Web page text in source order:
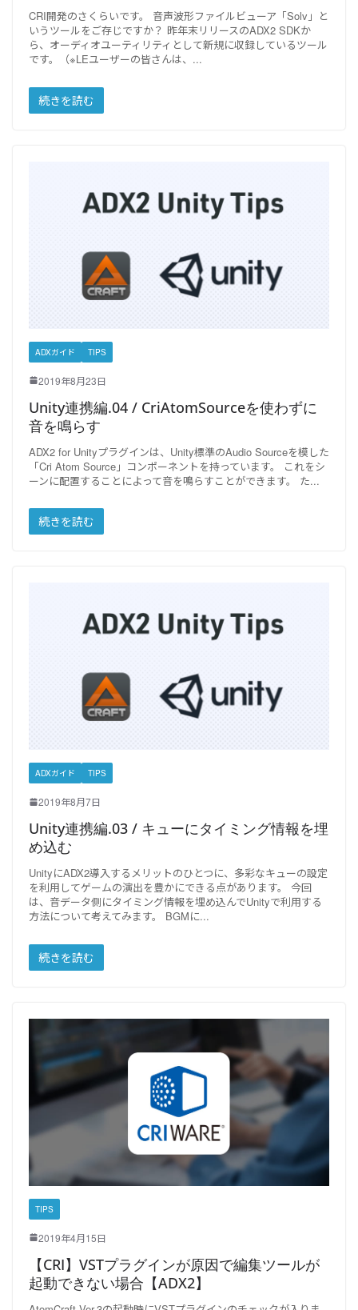
CRI開発のさくらいです。 音声波形ファイルビューア「Solv」と
いうツールをご存じですか？ 昨年末リリースのADX2 SDKか
ら、オーディオユーティリティとして新規に収録しているツール
です。（※LEユーザーの皆さんは、
続きを読む
ADXガイド TIPS
2019年8月23日
Unity連携編.04 / CriAtomSourceを使わずに
音を鳴らす
ADX2 for Unityプラグインは、Unity標準のAudio Sourceを模した
「Cri Atom Source」コンポーネントを持っています。 これをシ
ーンに配置することによって音を鳴らすことができます。 た
続きを読む
ADXガイド TIPS
2019年8月7日
Unity連携編.03 / キューにタイミング情報を埋
め込む
UnityにADX2導入するメリットのひとつに、多彩なキューの設定
を利用してゲームの演出を豊かにできる点があります。 今回
は、音データ側にタイミング情報を埋め込んでUnityで利用する
方法について考えてみます。 BGMに
続きを読む
TIPS
2019年4月15日
【CRI】VSTプラグインが原因で編集ツールが
起動できない場合【ADX2】